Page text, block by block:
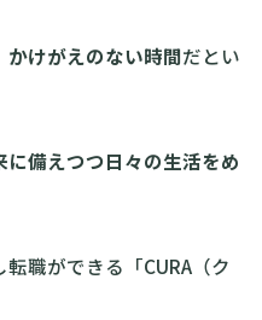
かけがえのない時間だとい
備えつつ日々の生活をめ
職ができる「CURA（ク